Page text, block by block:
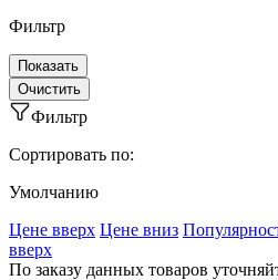
Фильтр
Фильтр
Сортировать по:
Умолчанию
Ценe вверх Ценe вниз
вверх
По заказу данных товаров